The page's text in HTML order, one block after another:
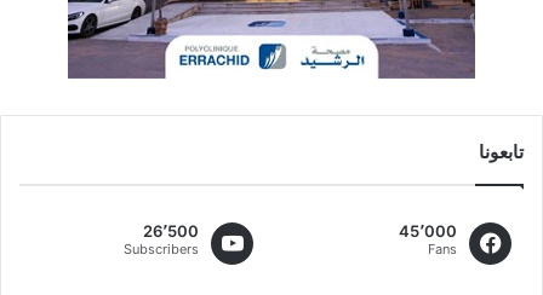
تابعونا
45٬000
Fans
26٬500
Subscribers